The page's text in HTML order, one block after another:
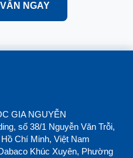
NGAY
GIA NGUYỄN
số 38/1 Nguyễn Văn Trỗi,
Chí Minh, Việt Nam
Khúc Xuyên, Phường